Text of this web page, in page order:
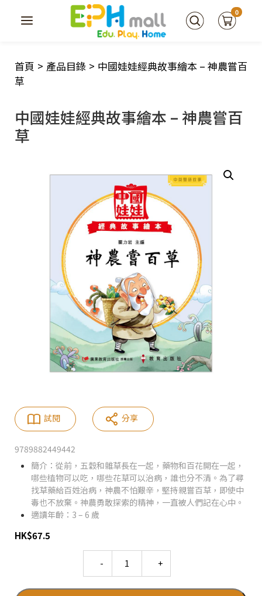
0
首頁 > 產品目錄 > 中國娃娃經典故事繪本 – 神農嘗百
草
中國娃娃經典故事繪本 – 神農嘗百
草
9789882449442
簡介：從前，五穀和雜草長在一起，藥物和百花開在一起，
哪些植物可以吃，哪些花草可以治病，誰也分不清。為了尋
找草藥給百姓治病，神農不怕艱辛，堅持親嘗百草，即使中
毒也不放棄。神農勇敢探索的精神，一直被人們記在心中。
適讀年齡：3 – 6 歲
HK$67.5
試閱 分享